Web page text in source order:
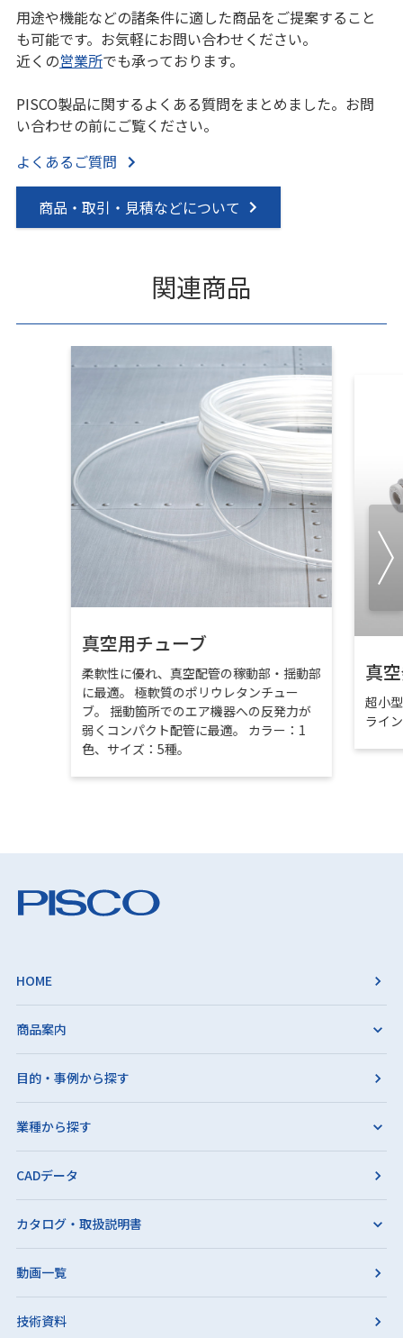
用途や機能などの諸条件に適した商品をご提案すること
も可能です。お気軽にお問い合わせください。
近くの営業所でも承っております。
PISCO製品に関するよくある質問をまとめました。お問
い合わせの前にご覧ください。
よくあるご質問
商品・取引・見積などについて
関連商品
真空用チューブ
柔軟性に優れ、真空配管の稼動部・揺動部
に最適。 極軟質のポリウレタンチュー
ブ。 揺動箇所でのエア機器への反発力が
弱くコンパクト配管に最適。 カラー：1
色、サイズ：5種。
真
超小
ライ
HOME
商品案内
目的・事例から探す
業種から探す
CADデータ
カタログ・取扱説明書
動画一覧
技術資料